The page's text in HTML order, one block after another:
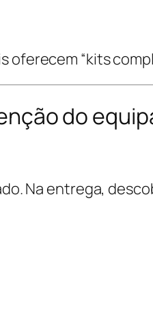
“kits
do
Na entrega,